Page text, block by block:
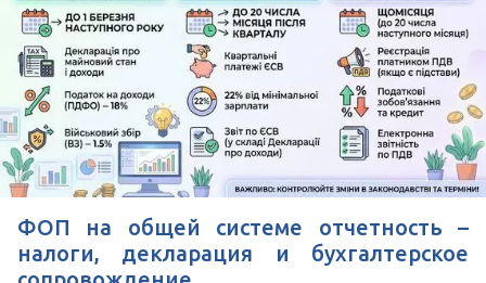
ФОП на общей системе отчетность –
налоги, декларация и бухгалтерское